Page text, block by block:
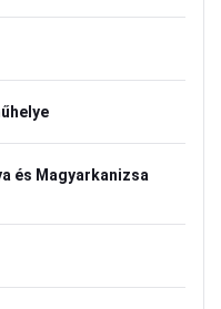
és Magyarkanizsa